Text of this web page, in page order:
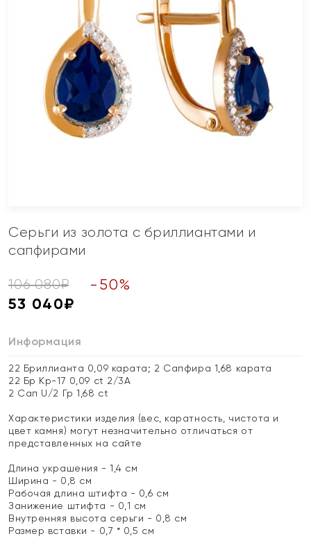
Серьги из золота с бриллиантами и
сапфирами
106 080₽ - 50%
53 040₽
Информация
22 Бриллианта 0,09 карата; 2 Сапфира 1,68 карата
22 Бр Кр-17 0,09 ct 2/3А
2 Сап U/2 Гр 1,68 ct
Характеристики изделия (вес, каратность, чистота и
цвет камня) могут незначительно отличаться от
представленных на сайте
Длина украшения - 1,4 см
Ширина - 0,8 см
Рабочая длина штифта - 0,6 см
Занижение штифта - 0,1 см
Внутренняя высота серьги - 0,8 см
Размер вставки - 0,7 * 0,5 см